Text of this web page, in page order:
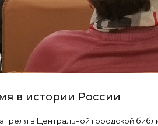
в истории России
в Центральной городской